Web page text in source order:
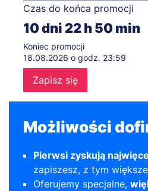
Czas do końca promocji
10dni22h50 min
Koniec promocji
18.08.2026 o godz. 23:59
Zapisz się
Możliwości
Pierwsi zyskują
zapiszesz, z tym
Oferujemy specjalne,